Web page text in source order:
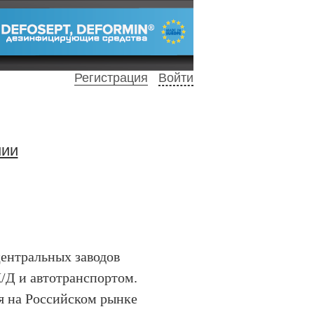
Войти
Регистрация
заводов
и автотранспортом.
на Российском рынке